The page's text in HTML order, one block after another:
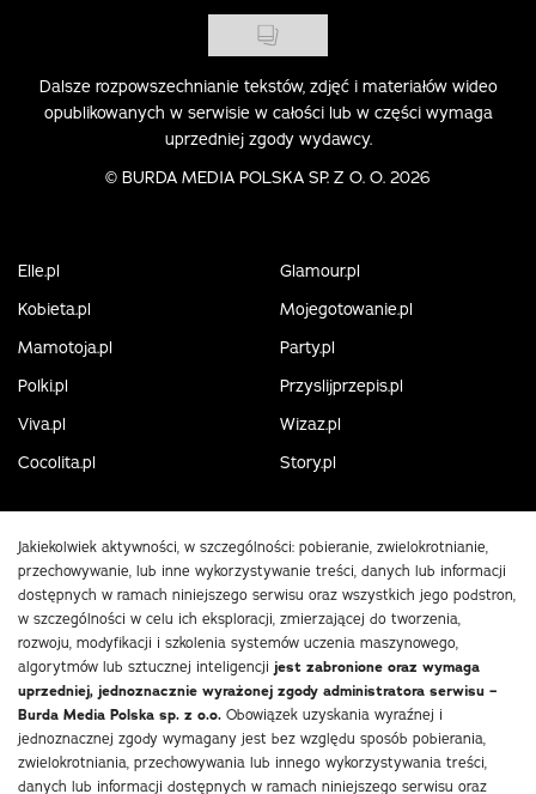
Dalsze rozpowszechnianie tekstów, zdjęć i materiałów wideo
opublikowanych w serwisie w całości lub w części wymaga
uprzedniej zgody wydawcy.
© BURDA MEDIA POLSKA SP. Z O. O. 2026
Elle.pl
Glamour.pl
Kobieta.pl
Mojegotowanie.pl
Mamotoja.pl
Party.pl
Polki.pl
Przyslijprzepis.pl
Viva.pl
Wizaz.pl
Cocolita.pl
Story.pl
Jakiekolwiek aktywności, w szczególności: pobieranie, zwielokrotnianie,
przechowywanie, lub inne wykorzystywanie treści, danych lub informacji
dostępnych w ramach niniejszego serwisu oraz wszystkich jego podstron,
w szczególności w celu ich eksploracji, zmierzającej do tworzenia,
rozwoju, modyfikacji i szkolenia systemów uczenia maszynowego,
algorytmów lub sztucznej inteligencji jest zabronione oraz wymaga
uprzedniej, jednoznacznie wyrażonej zgody administratora serwisu –
Burda Media Polska sp. z o.o. Obowiązek uzyskania wyraźnej i
jednoznacznej zgody wymagany jest bez względu sposób pobierania,
zwielokrotniania, przechowywania lub innego wykorzystywania treści,
danych lub informacji dostępnych w ramach niniejszego serwisu oraz